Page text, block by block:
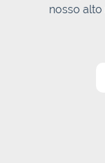
nosso